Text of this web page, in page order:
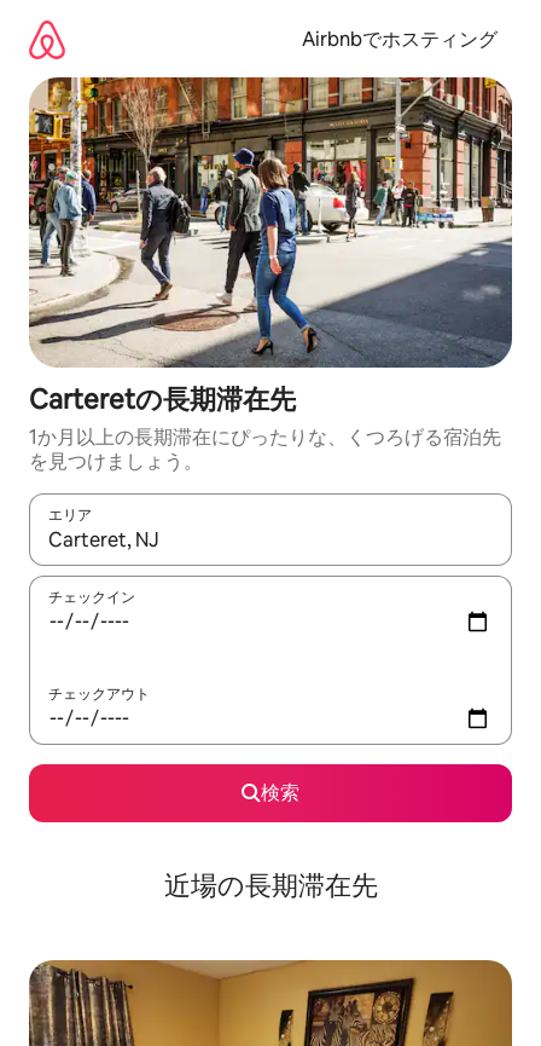
Airbnbでホスティング
Carteretの長期滞在先
1か月以上の長期滞在にぴったりな、くつろげる宿泊先
を見つけましょう。
エリア
検索結果が表示されたら、上下の矢印キーを使って移動するか
チェックイン
チェックアウト
検索
近場の長期滞在先